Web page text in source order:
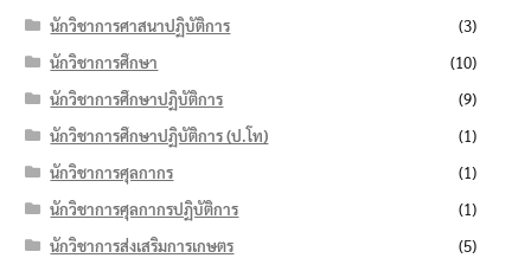
นักวิชาการศาสนาปฏิบัติการ
(3)
นักวิชาการศึกษา
(10)
นักวิชาการศึกษาปฏิบัติการ
(9)
นักวิชาการศึกษาปฏิบัติการ (ป.โท)
(1)
นักวิชาการศุลกากร
(1)
นักวิชาการศุลกากรปฏิบัติการ
(1)
นักวิชาการส่งเสริมการเกษตร
(5)